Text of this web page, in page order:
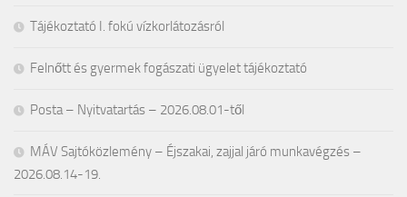
Tájékoztató I. fokú vízkorlátozásról
Felnőtt és gyermek fogászati ügyelet tájékoztató
Posta – Nyitvatartás – 2026.08.01-től
MÁV Sajtóközlemény – Éjszakai, zajjal járó munkavégzés –
2026.08.14-19.